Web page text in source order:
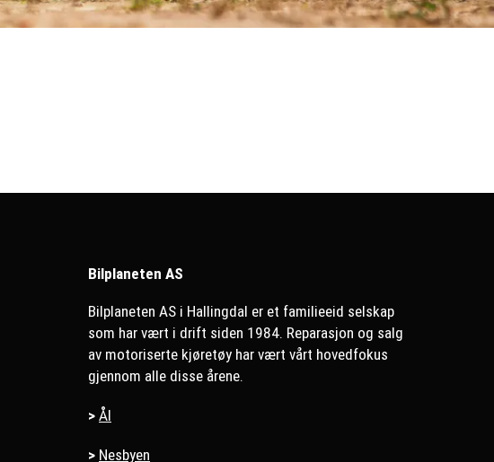
Bilplaneten AS
Bilplaneten AS i Hallingdal er et familieeid selskap
som har vært i drift siden 1984. Reparasjon og salg
av motoriserte kjøretøy har vært vårt hovedfokus
gjennom alle disse årene.
> Ål
> Nesbyen